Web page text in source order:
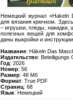
Немецкий журнал «Hakeln
для вязания крючком.
– игрушки, пледы, накидки,
полезных вещей для
даны выкройки и
Название: Häkeln Das
Издательство: Beteiligungs
Год: 2026
Номер: 56
Размер: 48 Мб
Формат: True PDF
Страниц: 68
Язык: Немецкий